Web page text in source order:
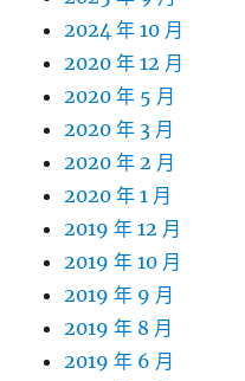
2024 年 10 月
2020 年 12 月
2020 年 5 月
2020 年 3 月
2020 年 2 月
2020 年 1 月
2019 年 12 月
2019 年 10 月
2019 年 9 月
2019 年 8 月
2019 年 6 月